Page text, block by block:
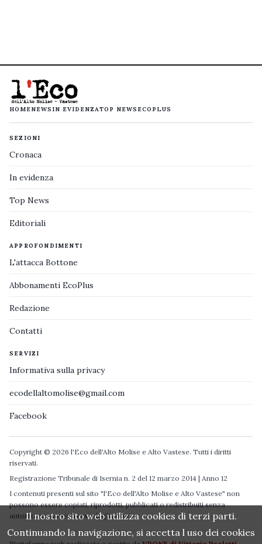
HOMENEWS IN EVIDENZATOP NEWS ECOPLUS
SEZIONI
Cronaca
In evidenza
Top News
Editoriali
APPROFONDIMENTI
L'attacca Bottone
Abbonamenti EcoPlus
Redazione
Contatti
SERVIZI
Informativa sulla privacy
ecodellaltomolise@gmail.com
Facebook
Copyright © 2026 l'Eco dell'Alto Molise e Alto Vastese. Tutti i diritti
riservati.
Registrazione Tribunale di Isernia n. 2 del 12 marzo 2014 | Anno 12
I contenuti presenti sul sito "l'Eco dell'Alto Molise e Alto Vastese" non
possono essere copiati, riprodotti, pubblicati o redistribuiti senza
autorizzazione espressa degli autori.
Il nostro sito web utilizza cookies di terzi parti.
Continuando la navigazione, si accetta l uso dei cookies